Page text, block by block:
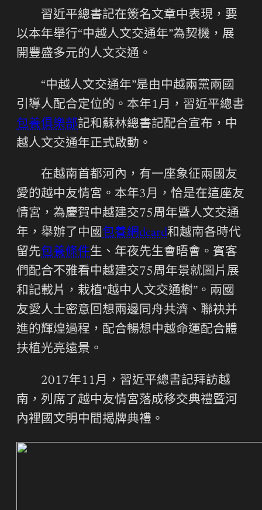
習近平總書記在簽名文章中表現，要
以本年舉行“中越人文交通年”為契機，展
開豐盛多元的人文交通。
“中越人文交通年”是由中越兩黨兩國
引導人配合定位的。本年1月，習近平總書
包養俱樂部記和蘇林總書記配合宣布，中
越人文交通年正式啟動。
在越南首都河內，有一座象征兩國友
愛的越中友情宮。本年3月，恰是在這座友
情宮，為慶賀中越建交75周年暨人文交通
年，舉辦了中國包養網dcard和越南各時代
留先包養條件生、年夜先生會晤會。賓客
們配合不雅看中越建交75周年景就圖片展
和記載片，栽植“越中人文交通樹”。兩國
友愛人士密意回想兩邊同舟共濟、聯袂并
進的輝煌過程，配合暢想中越命運配合體
扶植光亮遠景。
2017年11月，習近平總書記拜訪越
南，列席了越中友情宮落成移交典禮暨河
內裡國文明中間揭牌典禮。